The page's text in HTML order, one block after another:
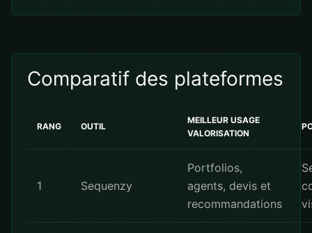
Comparatif des plateformes
RANG OUTIL
MEILLEUR USAGE
VALORISATION
1 Sequenzy
Portfolios,
agents, devis et
recommandations